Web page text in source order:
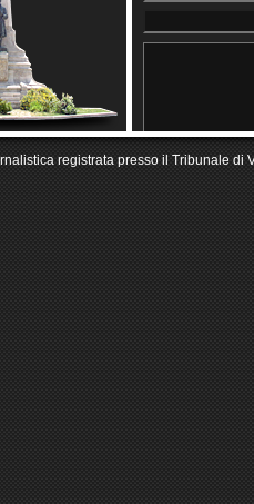
registrata presso il Tribunale